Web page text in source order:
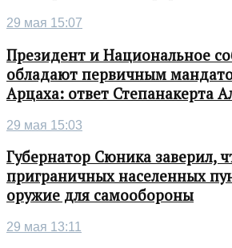
29 мая 15:07
Президент и Национальное
обладают первичным
Арцаха: ответ Степанакерта
29 мая 15:03
Губернатор Сюника заверил,
приграничных населенных
оружие для самообороны
29 мая 13:11